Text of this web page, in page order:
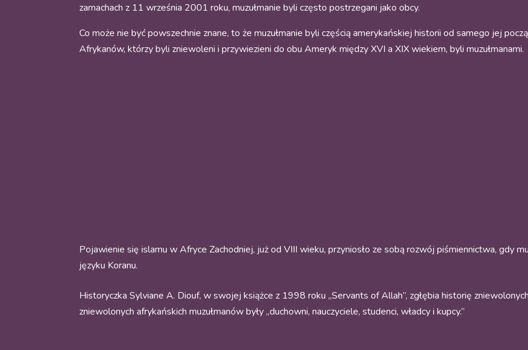
zamachach z 11 września 2001 roku, muzułmanie byli często postrzegani jako obcy.
Co może nie być powszechnie znane, to że muzułmanie byli częścią amerykańskiej historii od samego jej
Afrykanów, którzy byli zniewoleni i przywiezieni do obu Ameryk między XVI a XIX wiekiem, byli muzułmanami.
Pojawienie się islamu w Afryce Zachodniej, już od VIII wieku, przyniosło ze sobą rozwój piśmiennictwa, gdy
języku Koranu.
Historyczka Sylviane A. Diouf, w swojej książce z 1998 roku „Servants of Allah”, zgłębia historię
zniewolonych afrykańskich muzułmanów były „duchowni, nauczyciele, studenci, władcy i kupcy.”